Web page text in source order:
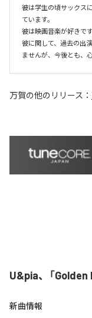
彼は学生の頃サックス
ています。
彼は映画音楽が好きで
彼に関して、過去の出
ませんが、今後とも、
万賀の他のリリース：
U&pia、「
新曲情報